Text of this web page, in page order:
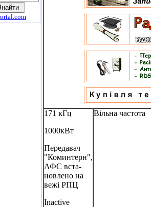
171 кГц
1000кВт
Передавач
"Коминтерн",
АФС вста-
новлено на
вежі РПЦ
Inactive
Вільна частота